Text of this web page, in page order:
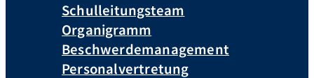
Schulleitungsteam
Organigramm
Beschwerdemanagement
Personalvertretung